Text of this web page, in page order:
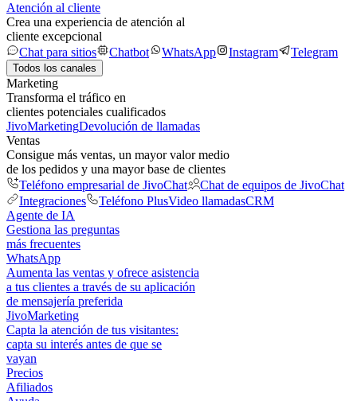
Atención al cliente
Crea una experiencia de atención al
cliente excepcional
Chat para sitios
Chatbot WhatsApp Instagram Telegram
Todos los canales
Marketing
Transforma el tráfico en
clientes potenciales cualificados
JivoMarketingDevolución de llamadas
Ventas
Consigue más ventas, un mayor valor medio
de los pedidos y una mayor base de clientes
Teléfono empresarial de JivoChat
Chat de equipos de JivoChat
Integraciones
Teléfono PlusVideo llamadasCRM
Agente de IA
Gestiona las preguntas
más frecuentes
WhatsApp
Aumenta las ventas y ofrece asistencia
a tus clientes a través de su aplicación
de mensajería preferida
JivoMarketing
Capta la atención de tus visitantes:
capta su interés antes de que se
vayan
Precios
Afiliados